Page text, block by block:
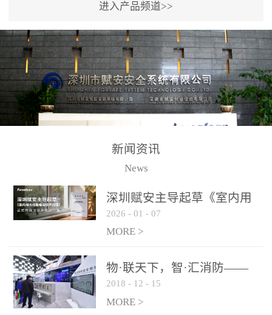
事故频发，传统的火灾探
测方法已无法满足要求。
尤其是目前众多的大型影
剧院、会议展览中心、体
育馆、大型仓库和隧道空
间等，其建筑结构特殊、
火灾隐患多。一旦发生火
传统的火灾关测器无法被
及时缺发，不能及早发现
和有效扑救火火，这不仅
力和闲难，同时也将造成
巨大的经济损失和社会影
响，基至还会造成人员伤
亡。图像型火灾探测器正
用了具有仲裁机制和冗余
校验的总线传输技术、线
路状态检测与保护技术、
后向光电感烟探测技术、
高可靠的系统抗干扰技术
等多项专利技术和专有技
警领域三十多年技术积累
和工程实践的结晶。
进入产品频道>>
新闻资讯
News
深圳赋安主导起草《室内用
光动能电池技术规程》 正式
布局光伏新能源产业
2026 - 01 - 07
MORE >
物·联天下，智·汇消防——
赋安F&S 2018上海消防展圆
满落幕
2018 - 12 - 15
MORE >